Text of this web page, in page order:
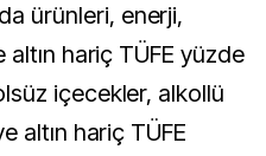
ürünleri, enerji,
hariç TÜFE yüzde
içecekler, alkollü
altın hariç TÜFE